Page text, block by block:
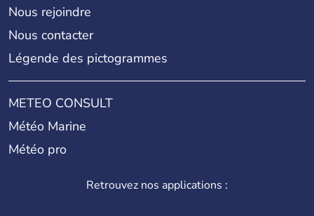
Nous rejoindre
Nous contacter
Légende des pictogrammes
METEO CONSULT
Météo Marine
Météo pro
Retrouvez nos applications :